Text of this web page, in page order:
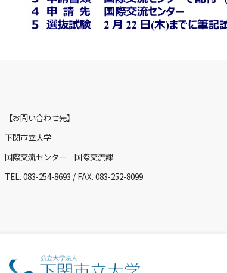
【お問い合わせ先】
下関市立大学
国際交流センター 国際交流課
TEL. 083-254-8693 / FAX. 083-252-8099